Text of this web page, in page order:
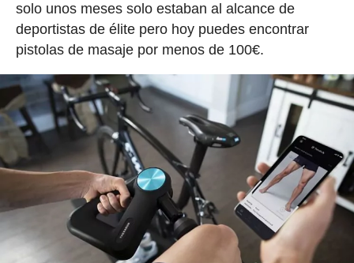
solo unos meses solo estaban al alcance de
deportistas de élite pero hoy puedes encontrar
pistolas de masaje por menos de 100€.